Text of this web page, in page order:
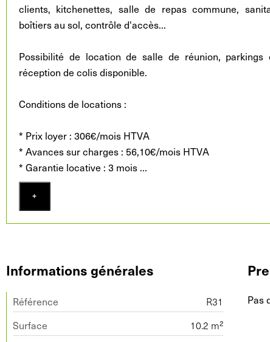
clients, kitchenettes, salle de repas commune,
boîtiers au sol, contrôle d'accès...
Possibilité de location de salle de réunion,
réception de colis disponible.
Conditions de locations :
* Prix loyer : 306€/mois HTVA
* Avances sur charges : 56,10€/mois HTVA
* Garantie locative : 3 mois ...
+
Informations générales
Référence
R31
Surface
10.2 m²
Pas